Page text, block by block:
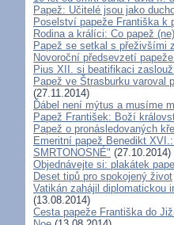
Papež: Učitelé jsou jako
Poselství papeže Františka k
Rodina a králíci: Co papež
Papež se setkal s přeživšími
Novoroční předsevzetí
Pius XII. si beatifikaci
Papež ve Štrasburku varoval
(27.11.2014)
Ďábel není mýtus a musíme
Papež František: Boží
Papež o pronásledovaných
Emeritní papež Benedikt
SMRTONOSNÉ" (27.10.2014)
Objednávejte si: plakátek
Deset tipů pro spokojený život
Vatikán zahájil diplomatickou
(13.08.2014)
Cesta papeže Františka do